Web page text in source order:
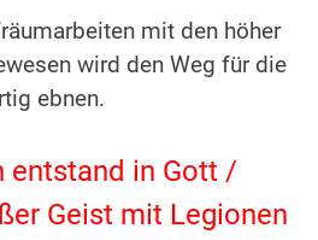
mit den höher
wird den Weg für die
ebnen.
entstand in Gott /
Geist mit Legionen